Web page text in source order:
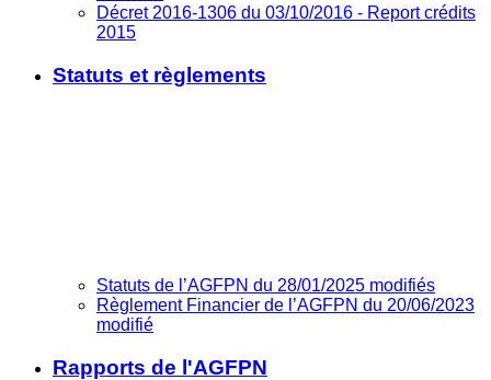
Décret 2016-1306 du 03/10/2016 - Report crédits
2015
Statuts et règlements
Statuts de l’AGFPN du 28/01/2025 modifiés
Règlement Financier de l’AGFPN du 20/06/2023
modifié
Rapports de l'AGFPN